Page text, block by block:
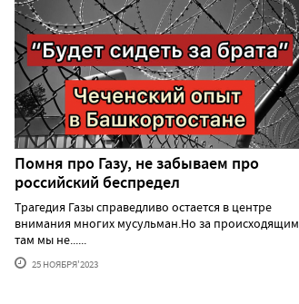
Помня про Газу, не забываем про
российский беспредел
Трагедия Газы справедливо остается в центре
внимания многих мусульман.Но за происходящим
там мы не......
25 НОЯБРЯ'2023